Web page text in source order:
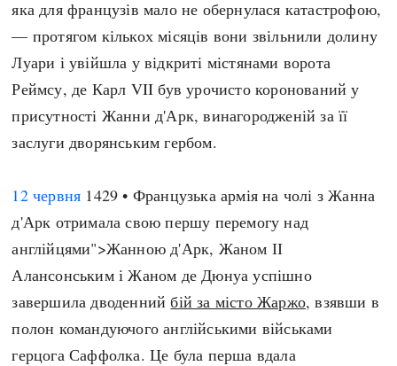
яка для французів мало не обернулася катастрофою,
— протягом кількох місяців вони звільнили долину
Луари і увійшла у відкриті містянами ворота
Реймсу, де Карл VII був урочисто коронований у
присутності Жанни д'Арк, винагородженій за її
заслуги дворянським гербом.
12 червня 1429 • Французька армія на чолі з Жанна
д'Арк отримала свою першу перемогу над
англійцями">Жанною д'Арк, Жаном ІІ
Алансонським і Жаном де Дюнуа успішно
завершила дводеннийбій за місто Жаржо, взявши в
полон командуючого англійськими військами
герцога Саффолка. Це була перша вдала